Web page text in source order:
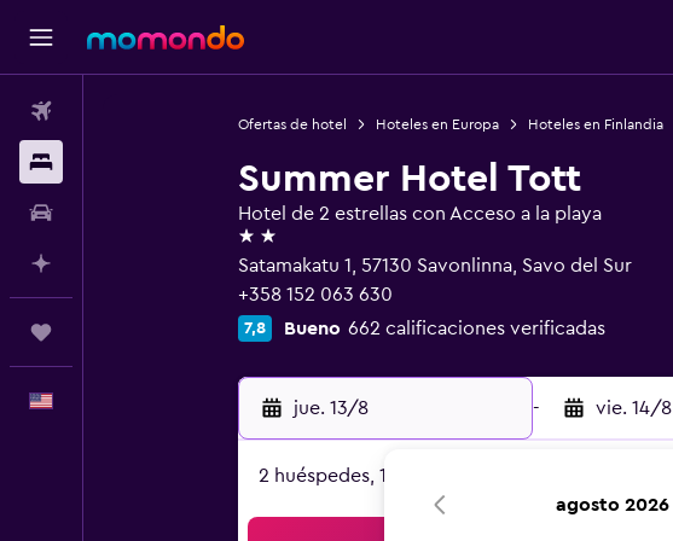
Ofertas de hotel Hoteles en Europa Hoteles en Finlandia
Summer Hotel Tott
Hotel de 2 estrellas con Acceso a la playa
2 estrellas
Satamakatu 1, 57130 Savonlinna, Savo del Sur
+358 152 063 630
7,8 Bueno 662 calificaciones verificadas
jue. 13/8 - vie. 14/8
2 huéspedes, 1 habitación
agosto 2026